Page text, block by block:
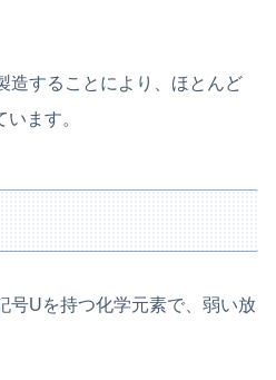
造することにより、ほとんど
ます。
号Uを持つ化学元素で、弱い放